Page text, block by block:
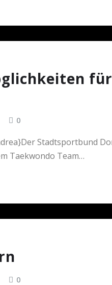
0
Stadtsportbund
Taekwondo Team…
0